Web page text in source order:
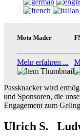
Moto Mader
Mehr erfahren ...
Passknacker wird
und Sponsoren, die
Engagement zum
Ulrich S.